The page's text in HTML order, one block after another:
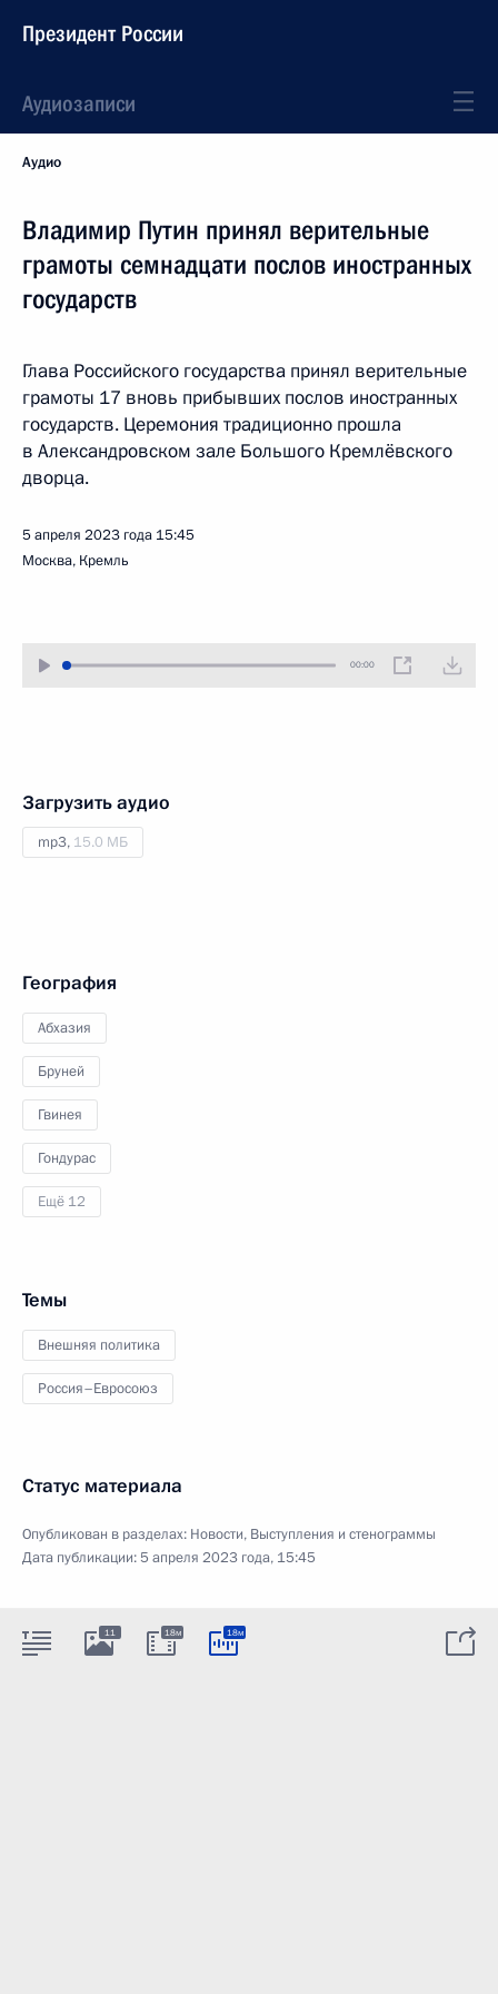
Президент России
Аудиозаписи
Аудио
Владимир Путин принял верительные
грамоты семнадцати послов иностранных
государств
Глава Российского государства принял верительные
грамоты 17 вновь прибывших послов иностранных
государств. Церемония традиционно прошла
в Александровском зале Большого Кремлёвского
дворца.
5 апреля 2023 года 15:45
Москва, Кремль
00:00
Загрузить аудио
mp3, 15.0 МБ
География
Абхазия
Бруней
Гвинея
Гондурас
Ещё 12
Темы
Внешняя политика
Россия–Евросоюз
Статус материала
Опубликован в разделах: Новости, Выступления и стенограммы
Дата публикации:5 апреля 2023 года, 15:45
11 18м 18м